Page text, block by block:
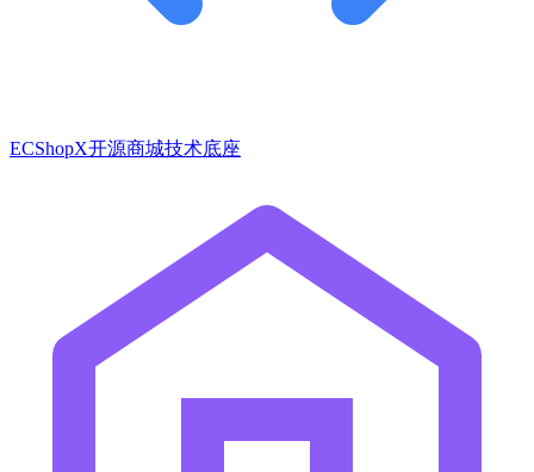
ECShopX开源商城技术底座